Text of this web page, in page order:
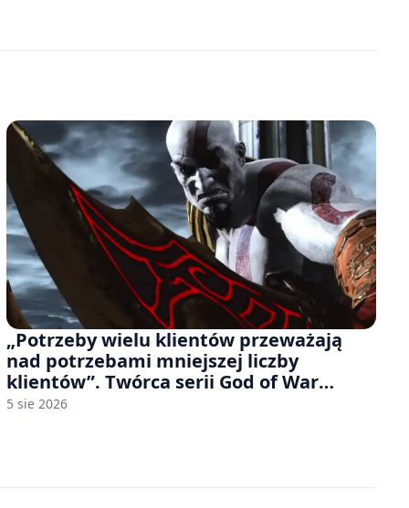
„Potrzeby wielu klientów przeważają
nad potrzebami mniejszej liczby
klientów”. Twórca serii God of War
sugeruje, że rozumie, dlaczego Sony
5 sie 2026